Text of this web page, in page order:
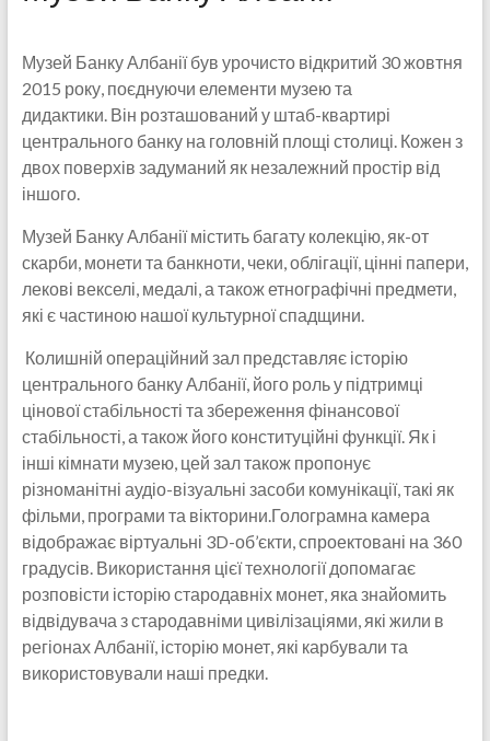
Музей Банку Албанії був урочисто відкритий 30 жовтня
2015 року, поєднуючи елементи музею та
дидактики. Він розташований у штаб-квартирі
центрального банку на головній площі столиці. Кожен з
двох поверхів задуманий як незалежний простір від
іншого.
Музей Банку Албанії містить багату колекцію, як-от
скарби, монети та банкноти, чеки, облігації, цінні папери,
лекові векселі, медалі, а також етнографічні предмети,
які є частиною нашої культурної спадщини.
Колишній операційний зал представляє історію
центрального банку Албанії, його роль у підтримці
цінової стабільності та збереження фінансової
стабільності, а також його конституційні функції. Як і
інші кімнати музею, цей зал також пропонує
різноманітні аудіо-візуальні засоби комунікації, такі як
фільми, програми та вікторини.Голограмна камера
відображає віртуальні 3D-об’єкти, спроектовані на 360
градусів. Використання цієї технології допомагає
розповісти історію стародавніх монет, яка знайомить
відвідувача з стародавніми цивілізаціями, які жили в
регіонах Албанії, історію монет, які карбували та
використовували наші предки.